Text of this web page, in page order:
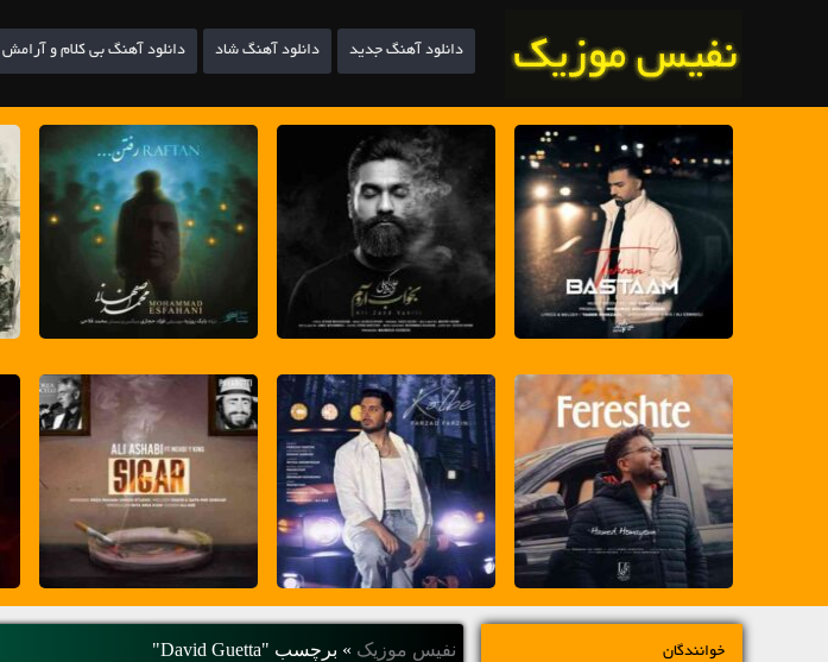
دانلود آهنگ جدید دانلود آهنگ شاد دانلود آهنگ بی کلام و
خوانندگان نفیس موزیک » برچسب "David Guetta"